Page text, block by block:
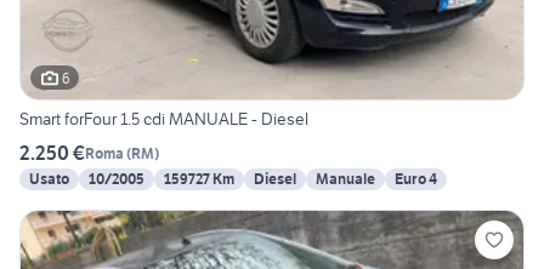
6
Smart forFour 1.5 cdi MANUALE - Diesel
2.250 €Roma (RM)
Usato
10/2005 159727 Km Diesel Manuale Euro 4